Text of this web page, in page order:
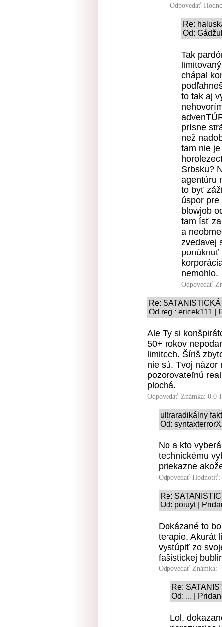
Odpovedať
Re:
Od:
Tak
chápal
to tak aj
prísne
než
tam nie
Srbsku?
agentúru
to byť
úspor pre
blowjob
tam ísť
a
zvedavej
ponúknuť
nemohlo.
Odpovedať
Re:
Od reg.: ericek111 |
Ale Ty si
50+ rokov
limitoch. Šíriš
nie sú. Tvoj názor
pozorovateľnú
plochá.
Odpovedať Známka: 0.0
ultraradikálny
Od:
No a kto
technickému
priekazne
Odpovedať Hodnotiť:
Re:
Od: poiuyt |
Dokázané to
terapie. Akurát
vystúpiť zo
fašistickej
Odpovedať Známka:
Re:
Od: ... |
Lol,